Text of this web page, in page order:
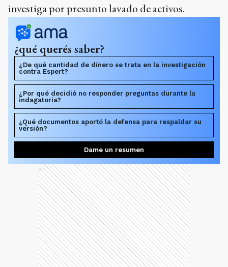
investiga por presunto lavado de activos.
¿qué querés saber?
¿De qué cantidad de dinero se trata en la investigación
contra Espert?
¿Por qué decidió no responder preguntas durante la
indagatoria?
¿Qué documentos aportó la defensa para respaldar su
versión?
Dame un resumen
Ads